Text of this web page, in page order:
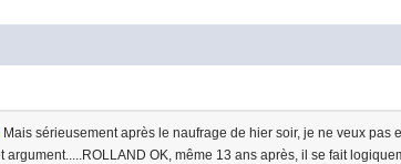
Mais sérieusement après le naufrage de hier soir, je ne veux pas
OK, même 13 ans après, il se fait